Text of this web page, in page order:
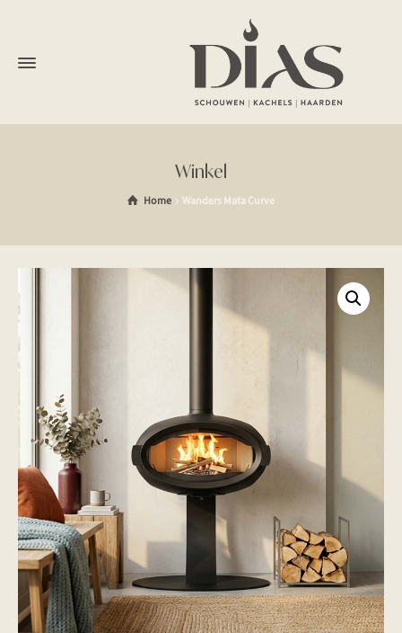
Winkel
Home Wanders Mata Curve